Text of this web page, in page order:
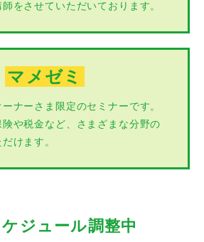
をさせていただいております。
マメゼミ
ナーさま限定のセミナーです。
や税金など、さまざまな分野の
けます。
ジュール調整中